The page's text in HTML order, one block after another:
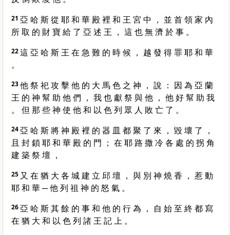
21 亞 哈 斯 從 耶 和 華 殿 裡 和 王 宮 中 ， 並 首 領 家 內
所 取 的 財 寶 給 了 亞 述 王 ， 這 也 無 濟 於 事 。
22這 亞 哈 斯 王 在 急 難 的 時 候 ， 越 發 得 罪 耶 和 華
。
23他 祭 祀 攻 擊 他 的 大 馬 色 之 神 ， 說 ： 因 為 亞 蘭
王 的 神 幫 助 他 們 ， 我 也 獻 祭 與 他 ， 他 好 幫 助 我
。 但 那 些 神 使 他 和 以 色 列 眾 人 敗 亡 了 。
24亞 哈 斯 將 神 殿 裡 的 器 皿 都 聚 了 來 ， 毀 壞 了 ，
且 封 鎖 耶 和 華 殿 的 門 ； 在 耶 路 撒 冷 各 處 的 拐 角
建 築 祭 壇 ，
25 又 在 猶 大 各 城 建 立 邱 壇 ， 與 別 神 燒 香 ， 惹 動
耶 和 華 ─ 他 列 祖 神 的 怒 氣 。
26亞 哈 斯 其 餘 的 事 和 他 的 行 為 ， 自 始 至 終 都 寫
在 猶 大 和 以 色 列 諸 王 記 上 。